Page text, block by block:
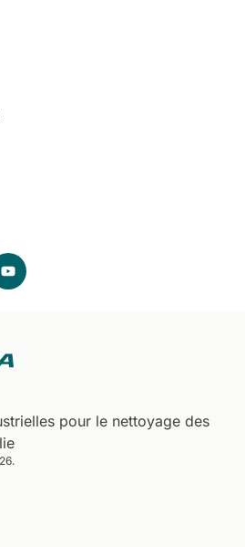
pour le nettoyage des